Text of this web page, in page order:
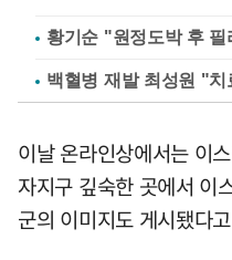
황기순 "원정도박 후
백혈병 재발 최성원 "
이날 온라인상에서는 이
자지구 깊숙한 곳에서 이
군의 이미지도 게시됐다